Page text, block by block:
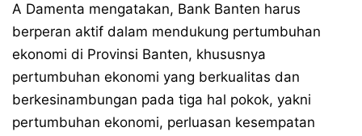
A Damenta mengatakan, Bank Banten harus
berperan aktif dalam mendukung pertumbuhan
ekonomi di Provinsi Banten, khususnya
pertumbuhan ekonomi yang berkualitas dan
berkesinambungan pada tiga hal pokok, yakni
pertumbuhan ekonomi, perluasan kesempatan